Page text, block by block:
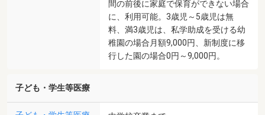
間の前後に家庭で保育ができない場合
に、利用可能。3歳児～5歳児は無
料、満3歳児は、私学助成を受ける幼
稚園の場合月額9,000円、新制度に移
行した園の場合0円～9,000円。
子ども・学生等医療